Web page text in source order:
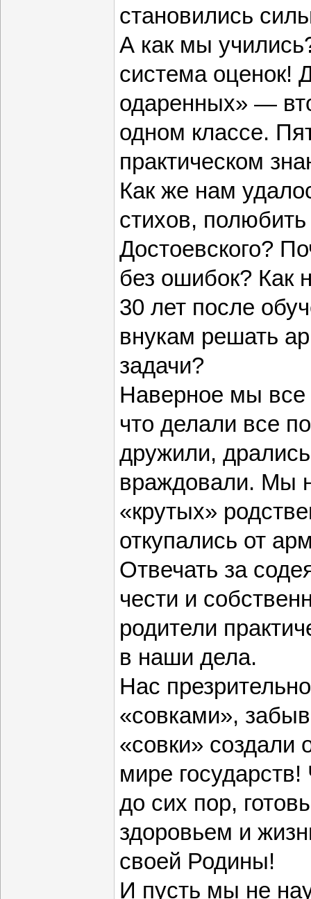
становились
А как мы
система оценок!
одаренных» —
одном классе.
практическом
Как же нам
стихов,
Достоевского?
без ошибок? Как
30 лет после
внукам решать
задачи?
Наверное мы
что делали все
дружили,
враждовали. Мы
«крутых»
откупались от
Отвечать за
чести и
родители
в наши дела.
Нас
«совками»,
«совки»
мире
до сих пор,
здоровьем и
своей Родины!
И пусть мы не